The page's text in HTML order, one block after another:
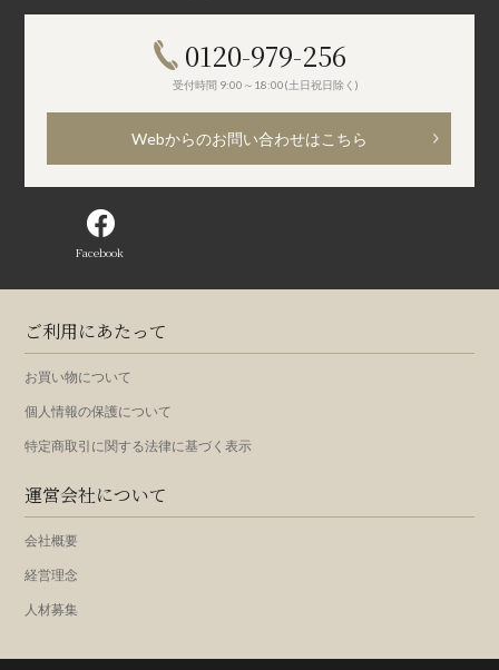
0120-979-256
受付時間 9:00～18:00(土日祝日除く)
Webからのお問い合わせはこちら
Facebook
ご利用にあたって
お買い物について
個人情報の保護について
特定商取引に関する法律に基づく表示
運営会社について
会社概要
経営理念
人材募集